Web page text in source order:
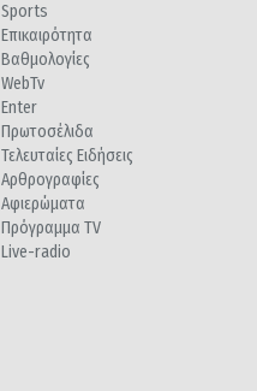
Sports
Επικαιρότητα
Βαθμολογίες
WebTv
Enter
Πρωτοσέλιδα
Τελευταίες Ειδήσεις
Αρθρογραφίες
Αφιερώματα
Πρόγραμμα TV
Live-radio